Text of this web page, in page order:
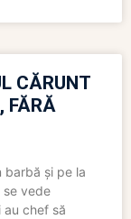
CĂRUNT
FĂRĂ
barbă și pe la
se vede
au chef să